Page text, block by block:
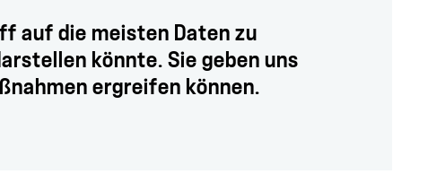
auf die meisten Daten zu
könnte. Sie geben uns
ergreifen können.